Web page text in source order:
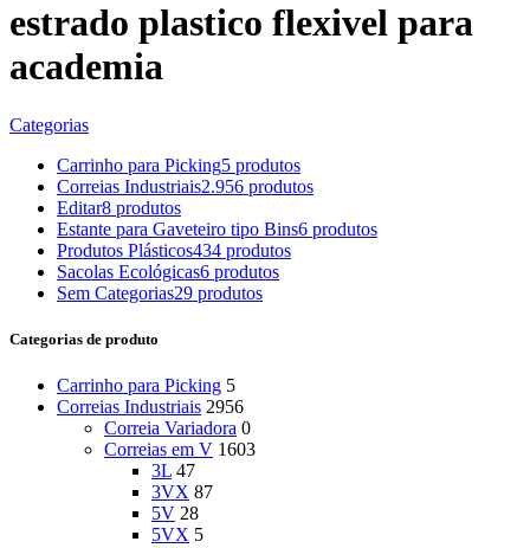
estrado plastico flexivel para
academia
Categorias
Carrinho para Picking5 produtos
Correias Industriais2.956 produtos
Editar8 produtos
Estante para Gaveteiro tipo Bins6 produtos
Produtos Plásticos434 produtos
Sacolas Ecológicas6 produtos
Sem Categorias29 produtos
Categorias de produto
Carrinho para Picking 5
Correias Industriais 2956
Correia Variadora 0
Correias em V 1603
3L 47
3VX 87
5V 28
5VX 5